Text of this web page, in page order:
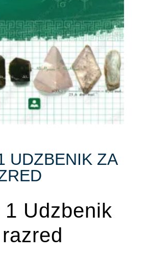
UDZBENIK ZA
1 Udzbenik